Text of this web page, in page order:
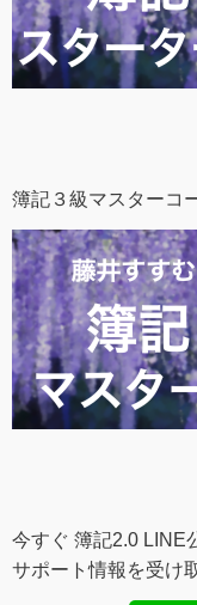
簿記３級マスターコ
今すぐ 簿記2.0 LINE
サポート情報を受け